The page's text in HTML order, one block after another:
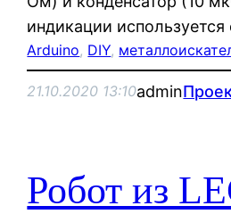
индикации
Arduino, DIY,
21.10.2020 13:10admin
Робот из